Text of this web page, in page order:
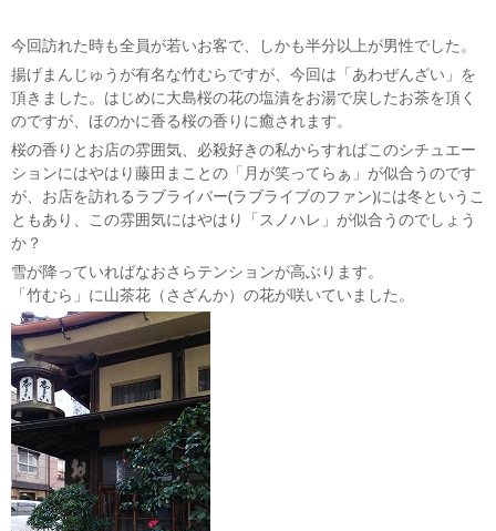
今回訪れた時も全員が若いお客で、しかも半分以上が男性でした。
揚げまんじゅうが有名な竹むらですが、今回は「あわぜんざい」を
頂きました。はじめに大島桜の花の塩漬をお湯で戻したお茶を頂く
のですが、ほのかに香る桜の香りに癒されます。
桜の香りとお店の雰囲気、必殺好きの私からすればこのシチュエー
ションにはやはり藤田まことの「月が笑ってらぁ」が似合うのです
が、お店を訪れるラブライバー(ラブライブのファン)には冬というこ
ともあり、この雰囲気にはやはり「スノハレ」が似合うのでしょう
か？
雪が降っていればなおさらテンションが高ぶります。
「竹むら」に山茶花（さざんか）の花が咲いていました。